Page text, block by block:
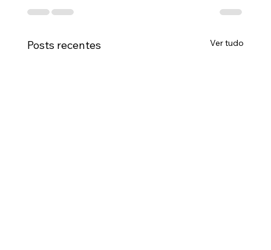
Posts recentes Ver tudo